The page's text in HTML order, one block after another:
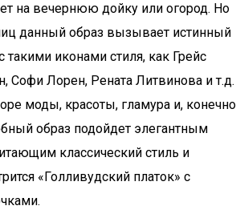
на вечернюю дойку или огород. Но
данный образ вызывает истинный
такими иконами стиля, как Грейс
Софи Лорен, Рената Литвинова и т.д.
моды, красоты, гламура и, конечно
образ подойдет элегантным
классический стиль и
«Голливудский платок» с